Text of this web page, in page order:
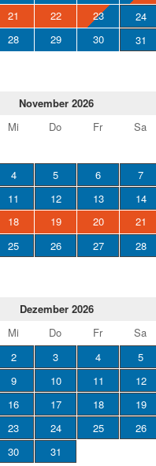
21 22 23 24
28 29 30 31
November 2026
Mi Do Fr Sa
4 5 6 7
11 12 13 14
18 19 20 21
25 26 27 28
Dezember 2026
Mi Do Fr Sa
2 3 4 5
9 10 11 12
16 17 18 19
23 24 25 26
30 31